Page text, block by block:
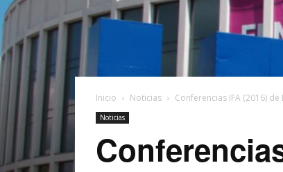
Inicio Noticias Conferencias IFA (2016) de
Noticias